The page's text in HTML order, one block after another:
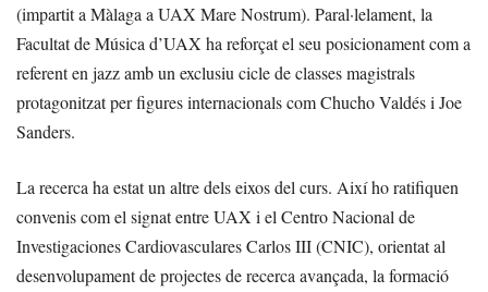
(impartit a Màlaga a UAX Mare Nostrum). Paral·lelament, la
Facultat de Música d’UAX ha reforçat el seu posicionament com a
referent en jazz amb un exclusiu cicle de classes magistrals
protagonitzat per figures internacionals com Chucho Valdés i Joe
Sanders.
La recerca ha estat un altre dels eixos del curs. Així ho ratifiquen
convenis com el signat entre UAX i el Centro Nacional de
Investigaciones Cardiovasculares Carlos III (CNIC), orientat al
desenvolupament de projectes de recerca avançada, la formació